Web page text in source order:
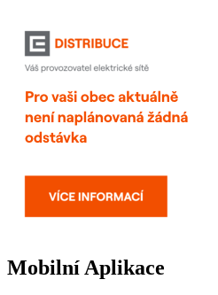
Mobilní Aplikace